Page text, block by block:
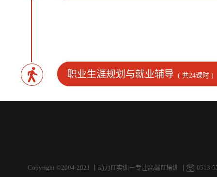
职业生涯规划与就业辅导 ( 共24课时 )
Copyright ©2004-2021 动力IT实训－专注高端IT培训 0513-